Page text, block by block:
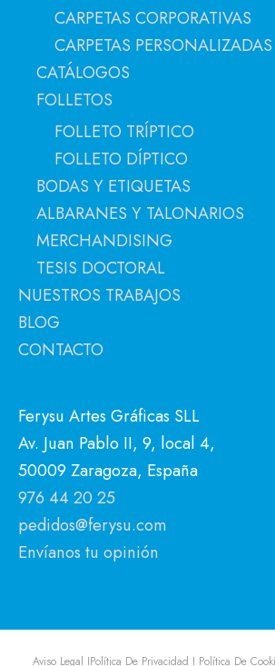
CARPETAS CORPORATIVAS
CARPETAS PERSONALIZADAS
CATÁLOGOS
FOLLETOS
FOLLETO TRÍPTICO
FOLLETO DÍPTICO
BODAS Y ETIQUETAS
ALBARANES Y TALONARIOS
MERCHANDISING
TESIS DOCTORAL
NUESTROS TRABAJOS
BLOG
CONTACTO
Ferysu Artes Gráficas SLL
Av. Juan Pablo II, 9, local 4,
50009 Zaragoza, España
976 44 20 25
pedidos@ferysu.com
Envíanos tu opinión
Aviso Legal IPolítica De Privacidad I Política De